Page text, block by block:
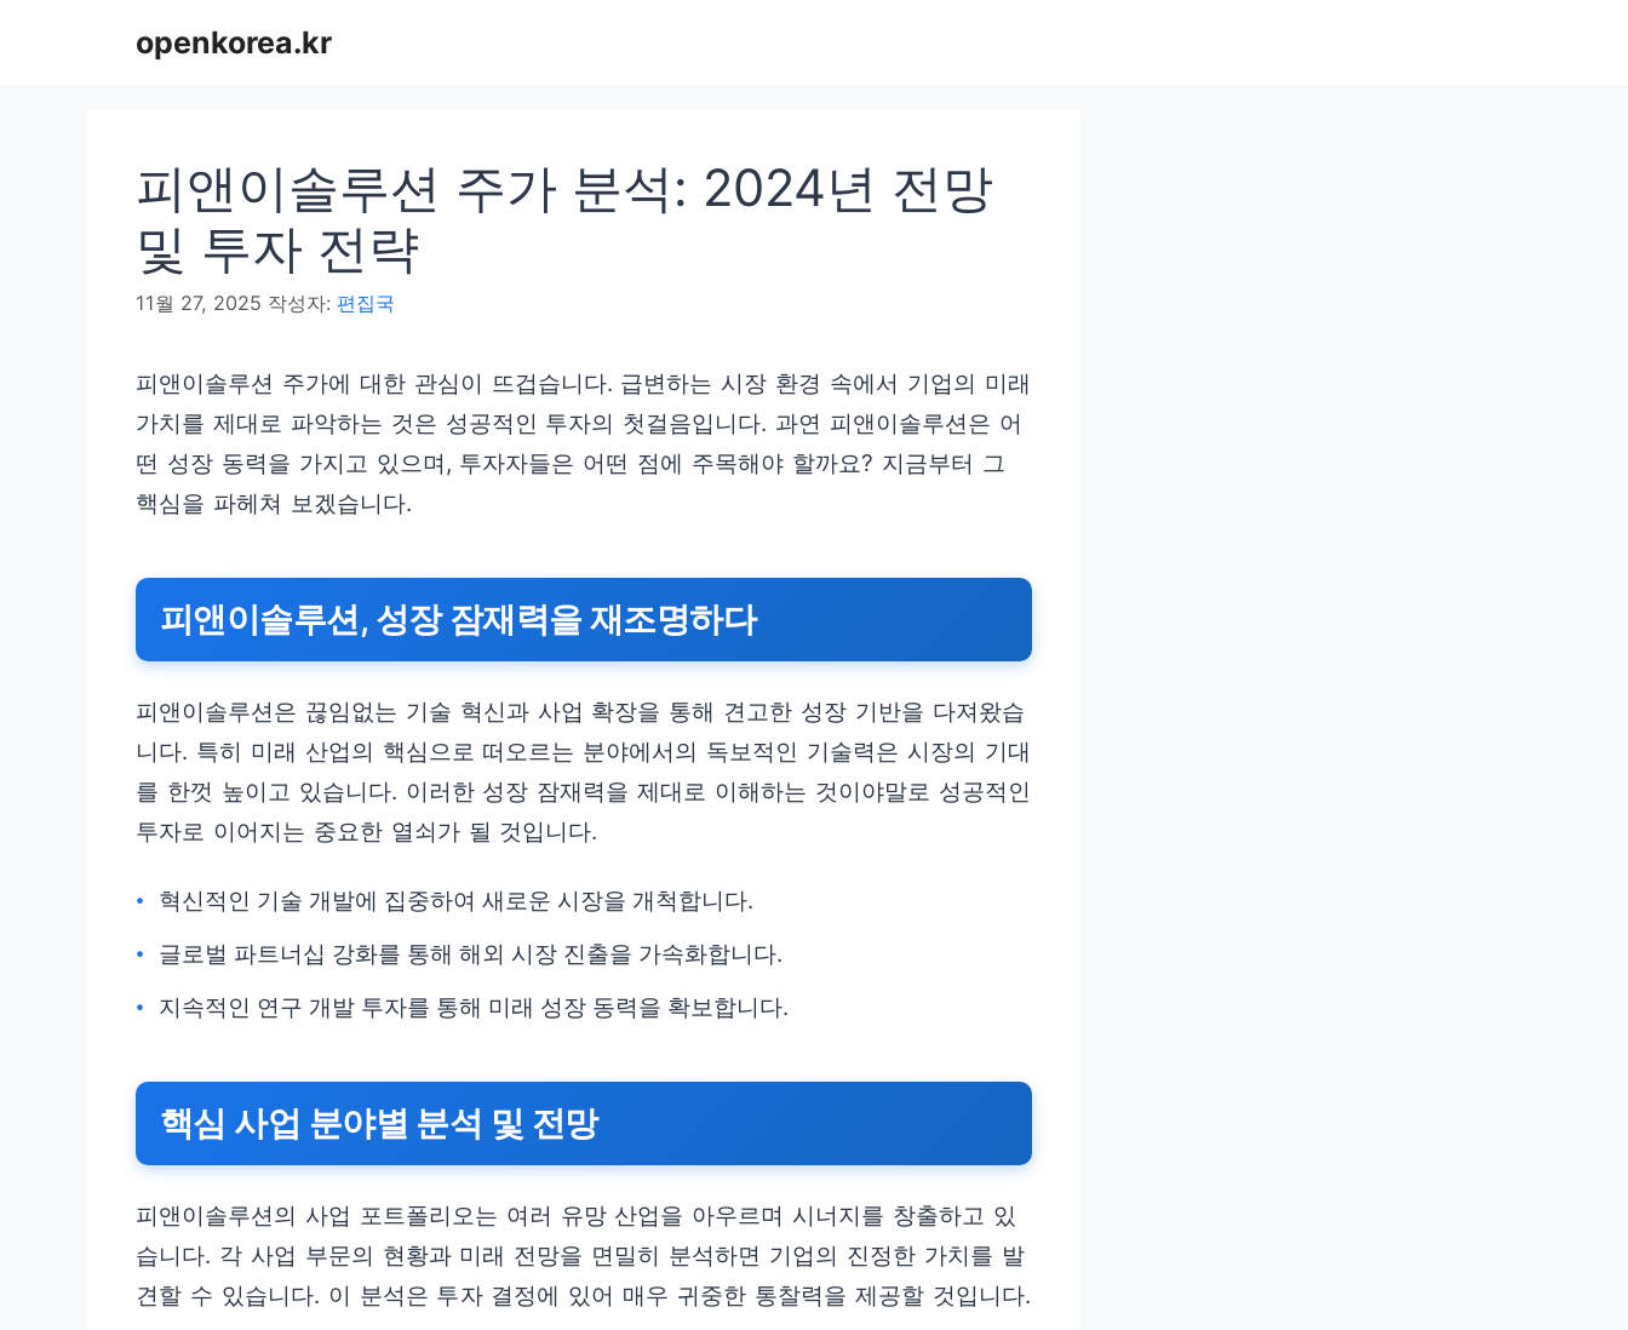
openkorea.kr
피앤이솔루션 주가 분석: 2024년 전망
및 투자 전략
11월 27, 2025 작성자: 편집국
피앤이솔루션 주가에 대한 관심이 뜨겁습니다. 급변하는 시장 환경 속에서 기업의 미래
가치를 제대로 파악하는 것은 성공적인 투자의 첫걸음입니다. 과연 피앤이솔루션은 어
떤 성장 동력을 가지고 있으며, 투자자들은 어떤 점에 주목해야 할까요? 지금부터 그
핵심을 파헤쳐 보겠습니다.
피앤이솔루션, 성장 잠재력을 재조명하다
피앤이솔루션은 끊임없는 기술 혁신과 사업 확장을 통해 견고한 성장 기반을 다져왔습
니다. 특히 미래 산업의 핵심으로 떠오르는 분야에서의 독보적인 기술력은 시장의 기대
를 한껏 높이고 있습니다. 이러한 성장 잠재력을 제대로 이해하는 것이야말로 성공적인
투자로 이어지는 중요한 열쇠가 될 것입니다.
혁신적인 기술 개발에 집중하여 새로운 시장을 개척합니다.
글로벌 파트너십 강화를 통해 해외 시장 진출을 가속화합니다.
지속적인 연구 개발 투자를 통해 미래 성장 동력을 확보합니다.
핵심 사업 분야별 분석 및 전망
피앤이솔루션의 사업 포트폴리오는 여러 유망 산업을 아우르며 시너지를 창출하고 있
습니다. 각 사업 부문의 현황과 미래 전망을 면밀히 분석하면 기업의 진정한 가치를 발
견할 수 있습니다. 이 분석은 투자 결정에 있어 매우 귀중한 통찰력을 제공할 것입니다.